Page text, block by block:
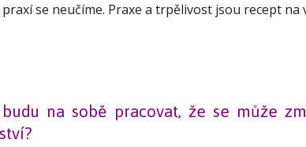
se neučíme. Praxe a trpělivost jsou recept na
na sobě pracovat, že se může